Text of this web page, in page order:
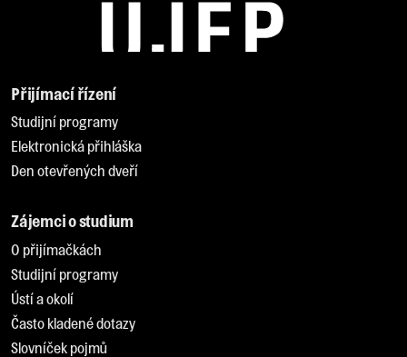
Přijímací řízení
Studijní programy
Elektronická přihláška
Den otevřených dveří
Zájemci o studium
O přijímačkách
Studijní programy
Ústí a okolí
Často kladené dotazy
Slovníček pojmů